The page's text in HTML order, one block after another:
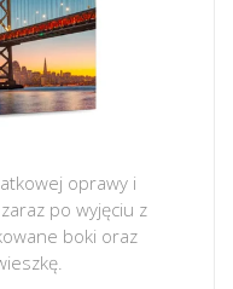
oprawy i
po wyjęciu z
boki oraz